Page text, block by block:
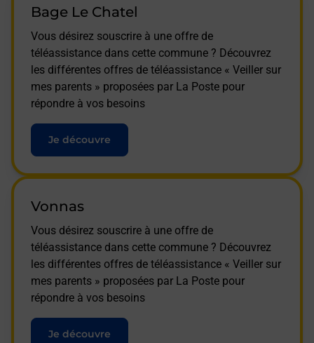
Bage Le Chatel
Vous désirez souscrire à une offre de
téléassistance dans cette commune ? Découvrez
les différentes offres de téléassistance « Veiller sur
mes parents » proposées par La Poste pour
répondre à vos besoins
Je découvre
Vonnas
Vous désirez souscrire à une offre de
téléassistance dans cette commune ? Découvrez
les différentes offres de téléassistance « Veiller sur
mes parents » proposées par La Poste pour
répondre à vos besoins
Je découvre